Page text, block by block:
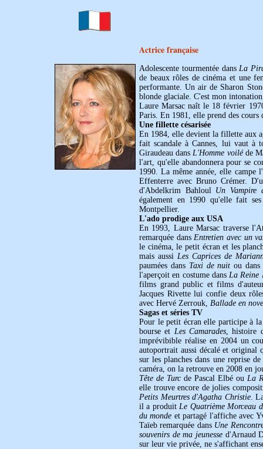
Actrice française
Adolescente tourmentée dansLa
de beaux rôles de cinéma et une
performante. Un air de Sharon
blonde glaciale. C'est mon
Laure Marsac naît le 18 février
Paris. En 1981, elle prend des
Une fillette césarisée
En 1984, elle devient la fillette aux
fait scandale à Cannes, lui vaut à
Giraudeau dansL'Homme voiléde
l'art, qu'elle abandonnera pour se
1990. La même année, elle campe
Effenterre avec Bruno Crémer.
d'Abdelkrim Bahloul Un
également en 1990 qu'elle fait
Montpellier.
L'ado prodige aux USA
En 1993, Laure Marsac traverse
remarquée dansEntretien avec un
le cinéma, le petit écran et les
mais aussi Les Caprices de
paumées dans Taxi de nuit ou dans
l'aperçoit en costume dansLa Reine
films grand public et films
Jacques Rivette lui confie deux
avec Hervé Zerrouk, Ballade en
Sagas et séries TV
Pour le petit écran elle participe à
bourse et Les Camarades, histoire
imprévibible réalise en 2004 un
autoportrait aussi décalé et original
sur les planches dans une reprise
caméra, on la retrouve en 2008 en
Tête de Turcde Pascal Elbé ou La
elle trouve encore de jolies
Petits Meurtres d'Agatha Christie.
il a produitLe Quatrième Morceau
du monde et partagé l'affiche avec
Taïeb remarquée dans Une Rencontr
souvenirs de ma jeunesse d'Arnaud
sur leur vie privée, ne s'affichant